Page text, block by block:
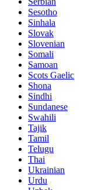
Sesotho
Sinhala
Slovak
Slovenian
Somali
Samoan
Scots Gaelic
Shona
Sindhi
Sundanese
Swahili
Tajik
Tamil
Telugu
Thai
Ukrainian
Urdu